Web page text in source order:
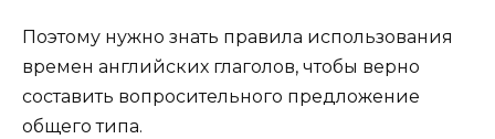
Поэтому нужно знать правила использования
времен английских глаголов, чтобы верно
составить вопросительного предложение
общего типа.